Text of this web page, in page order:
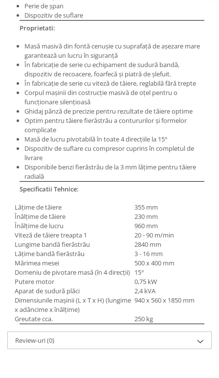
Masini electrice de filetat
Exhaustor pentru aschii metal
Masini de gaurit cu talpa
Instalatii de spalare a pieselor
Lame de ferastrau cu varf din
carbura
Lame de ferăstrău cu acoperire
TiN
Panze de taiere cu banda verticala
Panze de taiere metal pentru
ferastraie
Roti de lustruit
Standuri pentru ferăstraie cu
bandă
Standuri pentru mașini de găurit și
frezat
Standuri pentru mașini de șlefuit
Standuri pentru strunguri metal
Unelte striere
Perie de şpan
Dispozitiv de suflare
Proprietati:
Masă masivă din fontă cenuşie cu suprafaţă de aşezare mare
garantează un lucru în siguranţă
În fabricaţie de serie cu echipament de sudură bandă,
dispozitiv de recoacere, foarfecă şi piatră de şlefuit.
În fabricaţie de serie cu viteză de tăiere, reglabilă fără trepte
Corpul maşinii din costrucţie masivă de oţel pentru o
funcţionare silenţioasă
Ghidaj pânză de precizie pentru rezultate de tăiere optime
Optim pentru tăiere fierăstrău a contururilor şi formelor
complicate
Masă de lucru pivotabilă în toate 4 direcţiile la 15°
Dispozitiv de suflare cu compresor cuprins în completul de
livrare
Disponibile benzi fierăstrău de la 3 mm lăţime pentru tăiere
radială
Specificatii Tehnice:
Lăţime de tăiere
355 mm
Înălţime de tăiere
230 mm
Înălţime de lucru
960 mm
Viteză de tăiere treapta 1
20 - 90 m/min
Lungime bandă fierăstrău
2840 mm
Lăţime bandă fierăstrău
3 - 16 mm
Mărimea mesei
500 x 400 mm
Domeniu de pivotare masă (în 4 direcţii) 15°
Putere motor
0,75 kW
Aparat de sudură plăci
2,4 kVA
Dimensiunile maşinii (L x T x H) (lungime
x adâncime x înălţime)
940 x 560 x 1850 mm
Greutate cca. 250 kg
Review-uri(0)